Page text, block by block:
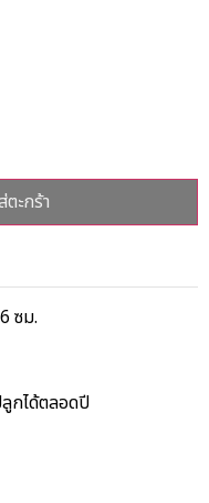
ะกร้า
ซม.
กได้ตลอดปี